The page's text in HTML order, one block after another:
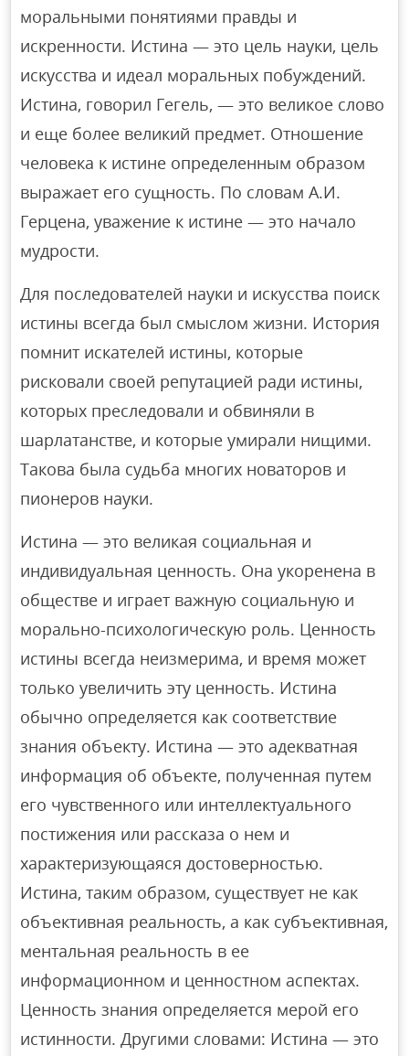
моральными понятиями правды и
искренности. Истина — это цель науки, цель
искусства и идеал моральных побуждений.
Истина, говорил Гегель, — это великое слово
и еще более великий предмет. Отношение
человека к истине определенным образом
выражает его сущность. По словам А.И.
Герцена, уважение к истине — это начало
мудрости.
Для последователей науки и искусства поиск
истины всегда был смыслом жизни. История
помнит искателей истины, которые
рисковали своей репутацией ради истины,
которых преследовали и обвиняли в
шарлатанстве, и которые умирали нищими.
Такова была судьба многих новаторов и
пионеров науки.
Истина — это великая социальная и
индивидуальная ценность. Она укоренена в
обществе и играет важную социальную и
морально-психологическую роль. Ценность
истины всегда неизмерима, и время может
только увеличить эту ценность. Истина
обычно определяется как соответствие
знания объекту. Истина — это адекватная
информация об объекте, полученная путем
его чувственного или интеллектуального
постижения или рассказа о нем и
характеризующаяся достоверностью.
Истина, таким образом, существует не как
объективная реальность, а как субъективная,
ментальная реальность в ее
информационном и ценностном аспектах.
Ценность знания определяется мерой его
истинности. Другими словами: Истина — это